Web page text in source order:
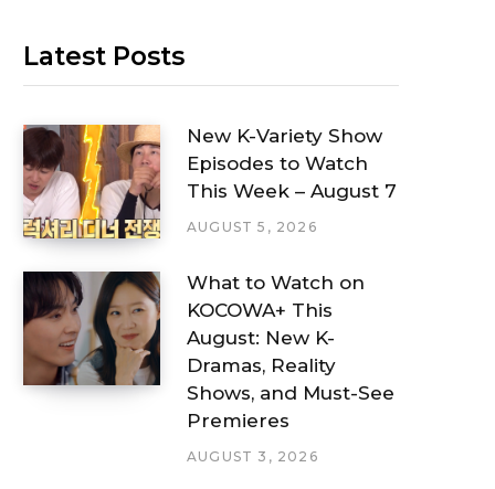
Latest Posts
New K-Variety Show
Episodes to Watch
This Week – August 7
AUGUST 5, 2026
What to Watch on
KOCOWA+ This
August: New K-
Dramas, Reality
Shows, and Must-See
Premieres
AUGUST 3, 2026